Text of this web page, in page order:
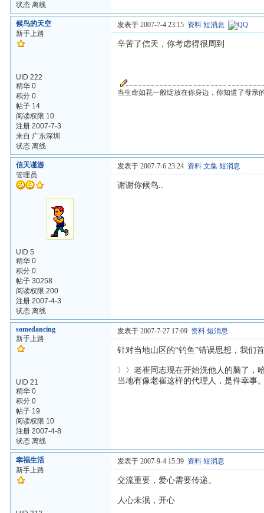
状态 离线
候鸟的天空
新手上路
UID 222
精华 0
积分 0
帖子 14
阅读权限 10
注册 2007-7-3
来自 广东深圳
状态 离线
发表于 2007-7-4 23:15 资料 短消息
辛苦了信天，你考虑得很周到
当生命如花一般绽放在你身边，你知道了母亲
信天谨游
管理员
UID 5
精华 0
积分 0
帖子 30258
阅读权限 200
注册 2007-4-3
状态 离线
发表于 2007-7-6 23:24 资料 文集 短消息
谢谢你候鸟..
somedancing
新手上路
UID 21
精华 0
积分 0
帖子 19
阅读权限 10
注册 2007-4-8
状态 离线
发表于 2007-7-27 17:09 资料 短消息
针对当地山区的“钓鱼”错误思想，我们
〉〉老崔同志现在开始洗他人的脑了，
当地有像老崔这样的代理人，是件幸事
幸福生活
新手上路
发表于 2007-9-4 15:39 资料 短消息
交流重要，爱心需要传递。
人心未泯，开心